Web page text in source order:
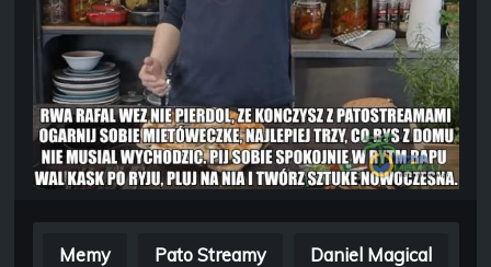
Memy Pato Streamy Daniel Magical